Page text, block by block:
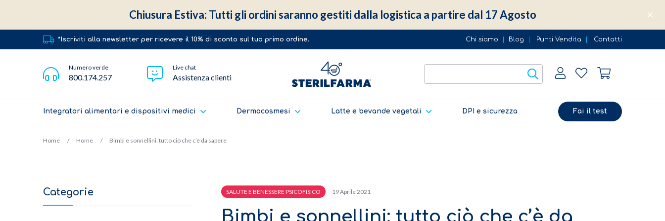
*Iscriviti alla newsletter per ricevere il 10% di sconto sul tuo primo ordine. Chi siamo Blog Punti Vendita Contatti
Numero verde
800.174.257
Live chat
Assistenza clienti
Integratori alimentari e dispositivi medici Dermocosmesi Latte e bevande vegetali DPI e sicurezza Fai il test
Home Home Bimbi e sonnellini: tutto ciò che c’è da sapere
Categorie SALUTE E BENESSERE PSICOFISICO 19 Aprile 2021
Bimbi e sonnellini: tutto ciò che c’è da
Chiusura Estiva: Tutti gli ordini saranno gestiti dalla logistica a partire dal 17 Agosto